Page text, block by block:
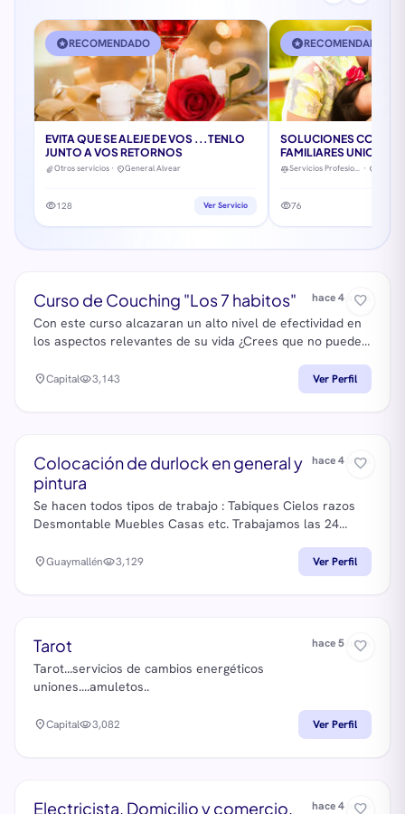
starsRECOMENDADO
EVITA QUE SE ALEJE DE VOS ...TENLO
JUNTO A VOS RETORNOS
Otros servicios · location_onGeneral Alvear
visibility128 Ver Servicio
starsRECOMENDADO
SOLUCIONES
FAMILIARES UNIONES
Servicios Profesionales · location_on
visibility76
favorite_border
Curso de Couching "Los 7 habitos" hace 4 años
Con este curso alcazaran un alto nivel de efectividad en
los aspectos relevantes de su vida ¿Crees que no puedes
cambiar tu forma de ser aprendiendo nuevos hábitos que
location_onCapitalvisibility3,143 Ver Perfil
favorite_border
Colocación de durlock en general y
pintura
hace 4 años
Se hacen todos tipos de trabajo : Tabiques Cielos razos
Desmontable Muebles Casas etc. Trabajamos las 24
Celular whuasap :2612092733
location_onGuaymallénvisibility3,129 Ver Perfil
favorite_border
Tarot hace 5 años
Tarot...servicios de cambios energéticos
uniones....amuletos..
location_onCapitalvisibility3,082 Ver Perfil
favorite_border
Electricista. Domicilio y comercio. hace 4 años